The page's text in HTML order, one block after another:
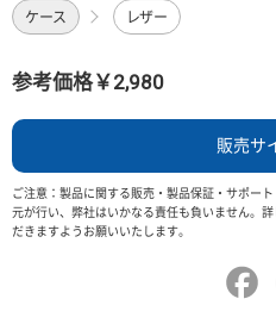
ケース レザー
参考価格￥2,980
販売サ
ご注意：製品に関する販売・製品保証・サポー
元が行い、弊社はいかなる責任も負いません。
だきますようお願いいたします。